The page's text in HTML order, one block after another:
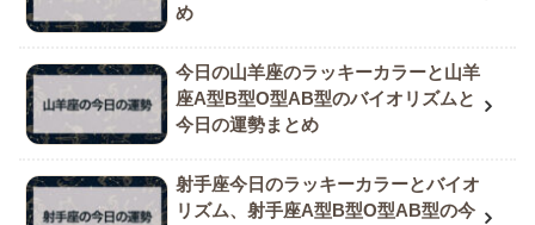
め
今日の山羊座のラッキーカラーと山羊
座A型B型O型AB型のバイオリズムと
今日の運勢まとめ
射手座今日のラッキーカラーとバイオ
リズム、射手座A型B型O型AB型の今